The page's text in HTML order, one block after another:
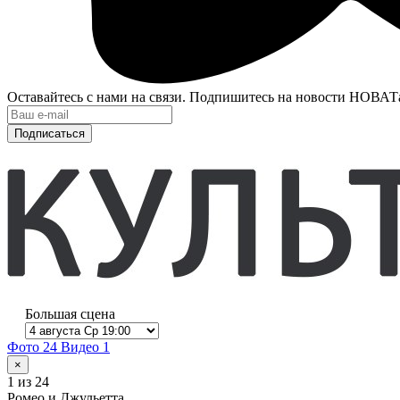
Оставайтесь с нами на связи. Подпишитесь на новости
Подписаться
Большая сцена
Фото 24 Видео 1
×
1 из 24